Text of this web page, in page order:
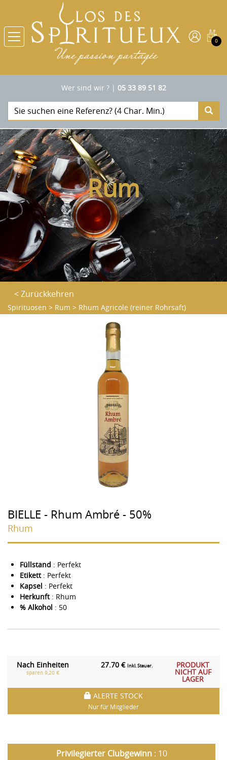
0
Wer sind wir ?| 05 33 89 51 82
Rum
< Zurückkehren
Spirituosen > Rum > Rhum Agricole (reiner Rohrsaft)
BIELLE - Rhum Ambré - 50%
Rhum
Füllstand : Perfekt
Etikett: Perfekt
Kapsel : Perfekt
Herkunft: Rhum
% Alkohol : 50
Nach Einheiten
sparen 9,20 €
27.70 €Inkl. Steuer. PRODUKT
NICHT AUF
LAGER
ALERTE STOCK
Nur für Mitglieder
Privilegierter Clubgewinn: 10